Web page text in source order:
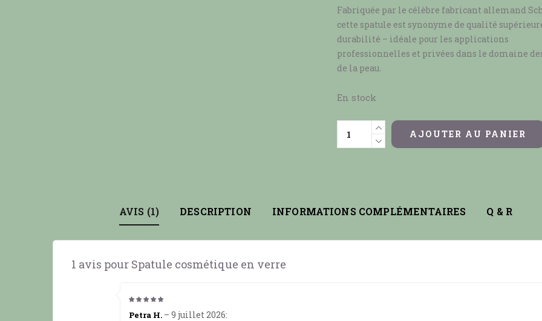
Fabriquée par le célèbre fabricant allemand
cette spatule est synonyme de qualité
durabilité – idéale pour les applications
professionnelles et privées dans le domaine
de la peau.
En stock
AJOUTER AU PANIER
AVIS (1) DESCRIPTION INFORMATIONS COMPLÉMENTAIRES Q & R
1 avis pour Spatule cosmétique en verre
Petra H. – 9 juillet 2026: